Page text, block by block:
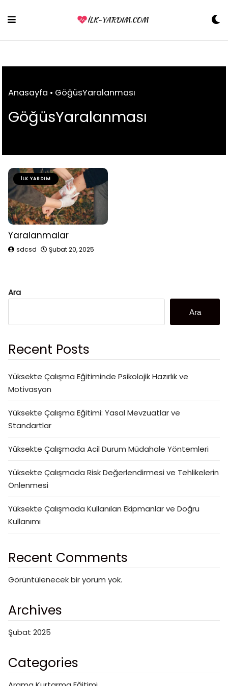
Anasayfa • GöğüsYaralanması
GöğüsYaralanması
İLK YARDIM
Yaralanmalar
sdcsd Şubat 20, 2025
Ara
Ara
Recent Posts
Yüksekte Çalışma Eğitiminde Psikolojik Hazırlık ve
Motivasyon
Yüksekte Çalışma Eğitimi: Yasal Mevzuatlar ve
Standartlar
Yüksekte Çalışmada Acil Durum Müdahale Yöntemleri
Yüksekte Çalışmada Risk Değerlendirmesi ve Tehlikelerin
Önlenmesi
Yüksekte Çalışmada Kullanılan Ekipmanlar ve Doğru
Kullanımı
Recent Comments
Görüntülenecek bir yorum yok.
Archives
Şubat 2025
Categories